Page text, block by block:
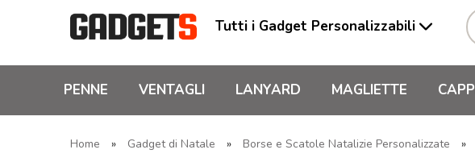
Tutti i Gadget Personalizzabili
PENNE VENTAGLI LANYARD MAGLIETTE
Home » Gadget di Natale » Borse e Scatole Natalizie Personalizzate »